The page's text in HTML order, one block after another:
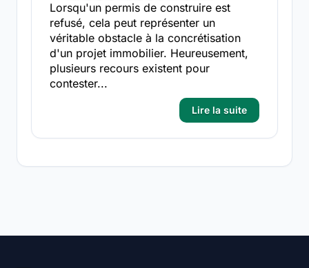
Lorsqu'un permis de construire est
refusé, cela peut représenter un
véritable obstacle à la concrétisation
d'un projet immobilier. Heureusement,
plusieurs recours existent pour
contester...
Lire la suite